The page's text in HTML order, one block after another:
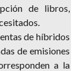
de libros,
de híbridos
de emisiones
a la